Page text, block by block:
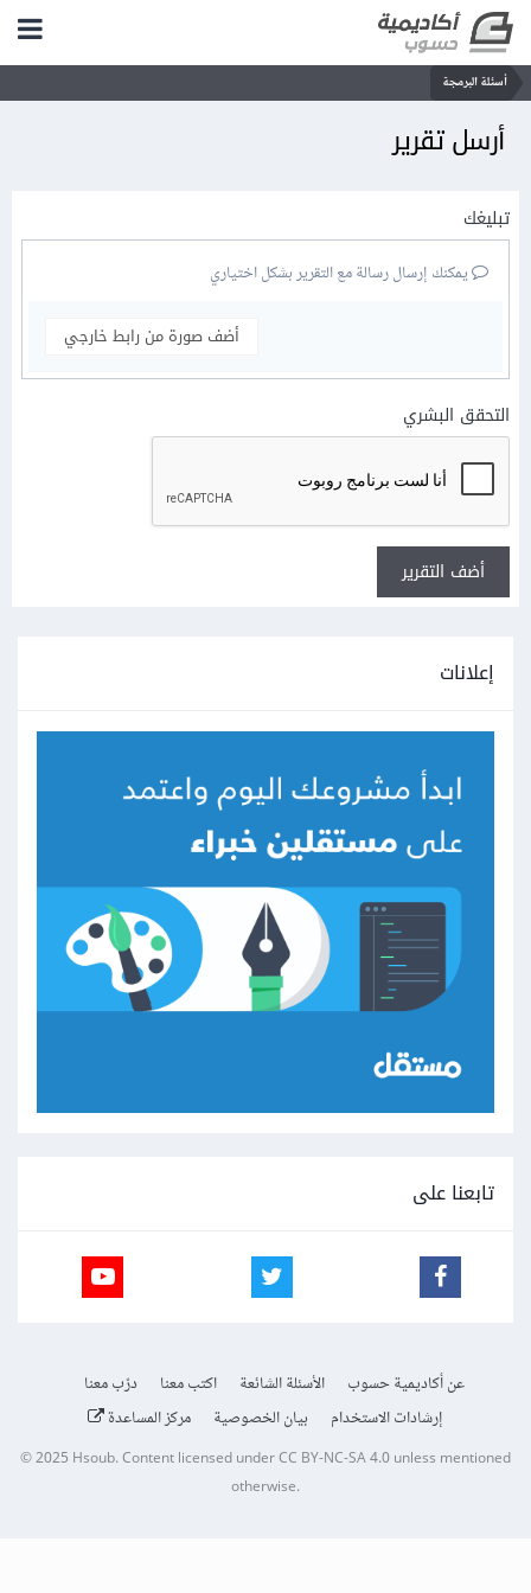
أسئلة البرمجة
أرسل تقرير
تبليغك
يمكنك إرسال رسالة مع التقرير بشكل اختياري
أضف صورة من رابط خارجي
التحقق البشري
أضف التقرير
إعلانات
تابعنا على
عن أكاديمية حسوب الأسئلة الشائعة اكتب معنا
درّب معنا
إرشادات الاستخدام
بيان الخصوصية مركز المساعدة
© 2025 Hsoub.Content licensed underCC BY-NC-SA 4.0unless mentioned
otherwise.